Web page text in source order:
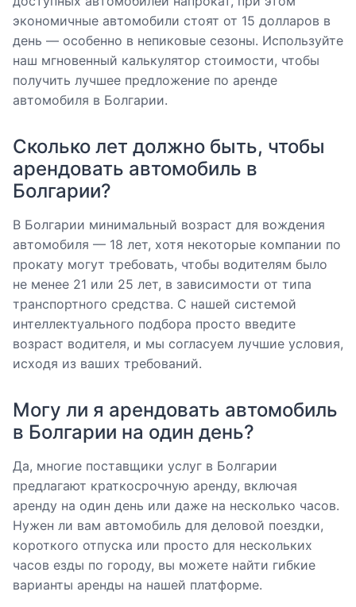
экономичные автомобили стоят от 15 долларов в
день — особенно в непиковые сезоны. Используйте
наш мгновенный калькулятор стоимости, чтобы
получить лучшее предложение по аренде
автомобиля в Болгарии.
Сколько лет должно быть, чтобы
арендовать автомобиль в
Болгарии?
В Болгарии минимальный возраст для вождения
автомобиля — 18 лет, хотя некоторые компании по
прокату могут требовать, чтобы водителям было
не менее 21 или 25 лет, в зависимости от типа
транспортного средства. С нашей системой
интеллектуального подбора просто введите
возраст водителя, и мы согласуем лучшие условия,
исходя из ваших требований.
Могу ли я арендовать автомобиль
в Болгарии на один день?
Да, многие поставщики услуг в Болгарии
предлагают краткосрочную аренду, включая
аренду на один день или даже на несколько часов.
Нужен ли вам автомобиль для деловой поездки,
короткого отпуска или просто для нескольких
часов езды по городу, вы можете найти гибкие
варианты аренды на нашей платформе.